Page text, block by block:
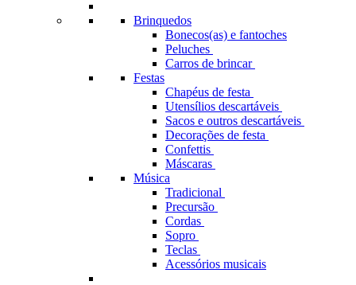
Brinquedos
Bonecos(as) e fantoches
Peluches
Carros de brincar
Festas
Chapéus de festa
Utensílios descartáveis
Sacos e outros descartáveis
Decorações de festa
Confettis
Máscaras
Música
Tradicional
Precursão
Cordas
Sopro
Teclas
Acessórios musicais